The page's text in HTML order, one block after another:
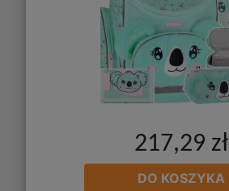
217,29 zł
DO KOSZYKA